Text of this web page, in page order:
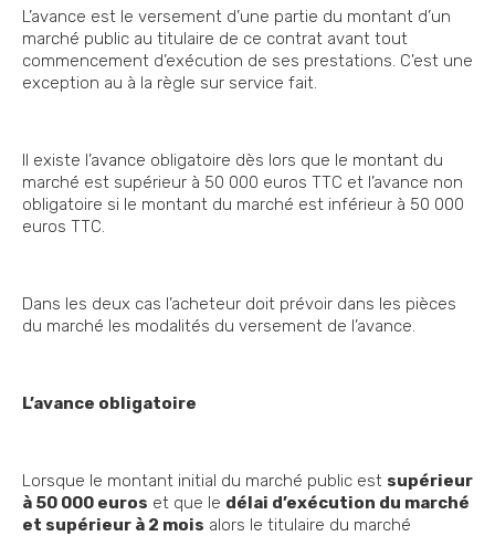
L’avance est le versement d’une partie du montant d’un
marché public au titulaire de ce contrat avant tout
commencement d’exécution de ses prestations. C’est une
exception au à la règle sur service fait.
Il existe l’avance obligatoire dès lors que le montant du
marché est supérieur à 50 000 euros TTC et l’avance non
obligatoire si le montant du marché est inférieur à 50 000
euros TTC.
Dans les deux cas l’acheteur doit prévoir dans les pièces
du marché les modalités du versement de l’avance.
L’avance obligatoire
Lorsque le montant initial du marché public est supérieur
à 50 000 euros et que le délai d’exécution du marché
et supérieur à 2 mois alors le titulaire du marché